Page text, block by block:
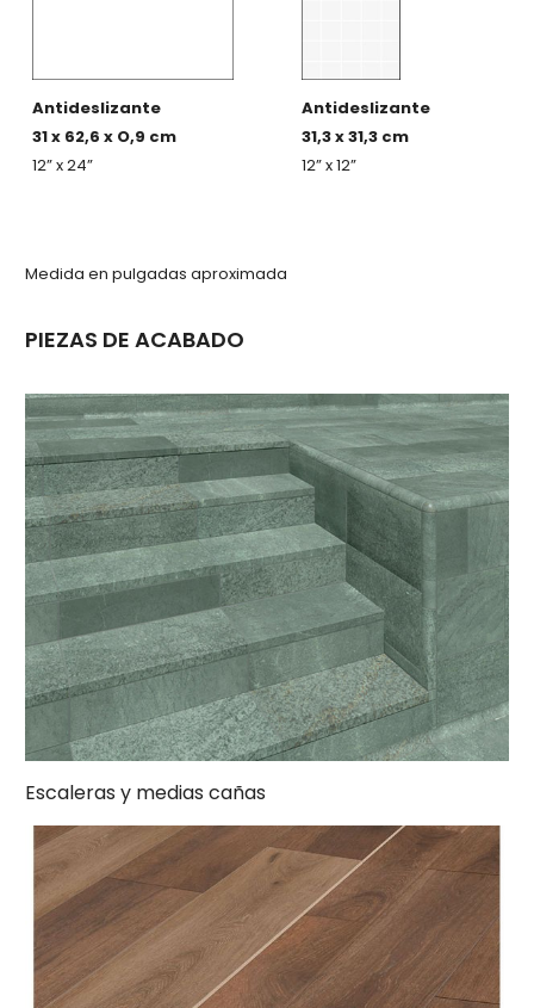
Antideslizante
31 x 62,6 x O,9 cm
12” x 24”
Antideslizante
31,3 x 31,3 cm
12” x 12”
Medida en pulgadas aproximada
PIEZAS DE ACABADO
Escaleras y medias cañas